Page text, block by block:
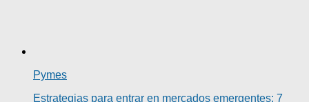
Pymes
Estrategias para entrar en mercados emergentes: 7